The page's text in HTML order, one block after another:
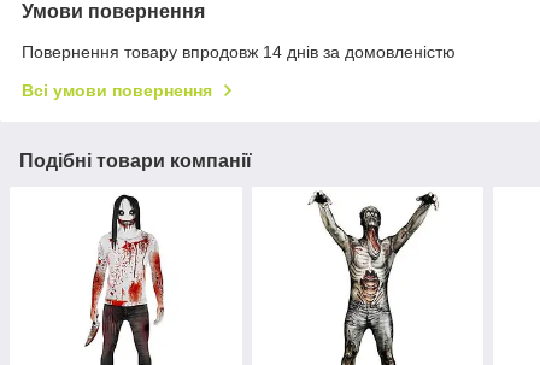
Умови повернення
Повернення товару впродовж 14 днів за домовленістю
Всі умови повернення
Подібні товари компанії